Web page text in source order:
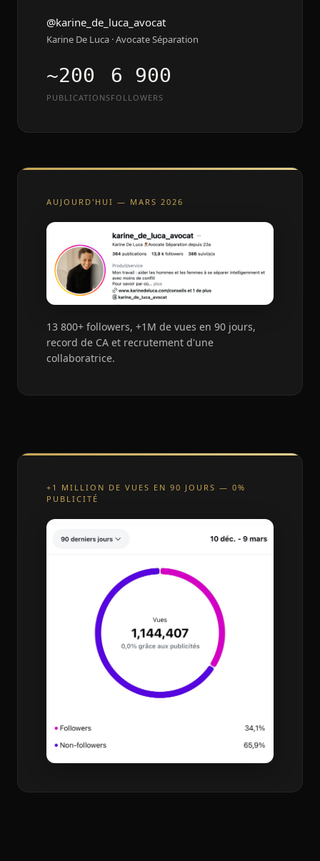
@karine_de_luca_avocat
Karine De Luca · Avocate Séparation
~200
PUBLICATIONS
6 900
FOLLOWERS
AUJOURD'HUI — MARS 2026
13 800+ followers, +1M de vues en 90 jours,
record de CA et recrutement d'une
collaboratrice.
+1 MILLION DE VUES EN 90 JOURS — 0%
PUBLICITÉ